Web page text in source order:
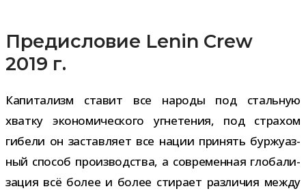
Предисловие Lenin Crew
2019 г.
Капитализм ста­вит все народы под сталь­ную
хватку эко­но­ми­че­ского угне­те­ния, под стра­хом
гибели он застав­ляет все нации при­нять бур­жу­аз­
ный спо­соб про­из­вод­ства, а совре­мен­ная гло­ба­ли­
за­ция всё более и более сти­рает раз­ли­чия между